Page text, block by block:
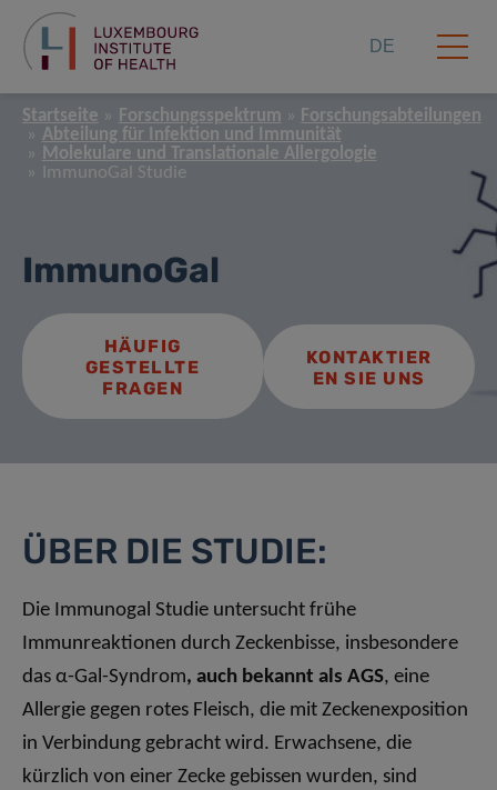
DE
Startseite Forschungsspektrum
Forschungsabteilungen
Abteilung für Infektion und Immunität
Molekulare und Translationale Allergologie
ImmunoGal Studie
ImmunoGal
HÄUFIG
GESTELLTE
FRAGEN
KONTAKTIER
EN SIE UNS
ÜBER DIE STUDIE:
Die Immunogal Studie untersucht frühe
Immunreaktionen durch Zeckenbisse, insbesondere
das α-Gal-Syndrom, auch bekannt als AGS, eine
Allergie gegen rotes Fleisch, die mit Zeckenexposition
in Verbindung gebracht wird. Erwachsene, die
kürzlich von einer Zecke gebissen wurden, sind